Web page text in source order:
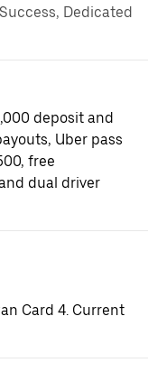
Dedicated
deposit and
Uber pass
free
dual driver
Card 4. Current